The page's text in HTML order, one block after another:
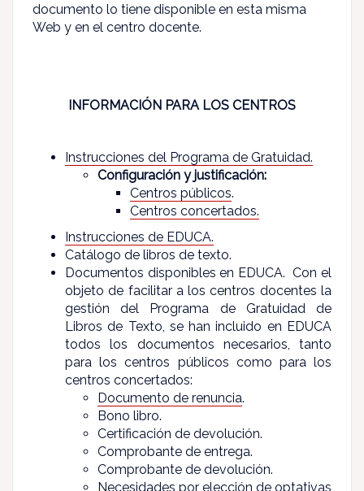
documento lo tiene disponible en esta misma
Web y en el centro docente.
INFORMACIÓN PARA LOS CENTROS
Instrucciones del Programa de Gratuidad.
Configuración y justificación:
Centros públicos.
Centros concertados.
Instrucciones de EDUCA.
Catálogo de libros de texto.
Documentos disponibles en EDUCA. Con el
objeto de facilitar a los centros docentes la
gestión del Programa de Gratuidad de
Libros de Texto, se han incluido en EDUCA
todos los documentos necesarios, tanto
para los centros públicos como para los
centros concertados:
Documento de renuncia.
Bono libro.
Certificación de devolución.
Comprobante de entrega.
Comprobante de devolución.
Necesidades por elección de optativas